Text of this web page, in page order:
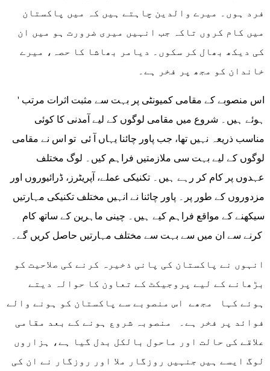
فرد ہوں۔ میرے والدین چاہتے ہیں کہ میں پاکستان
میں کام کروں تاکہ جب انہیں میری ضرورت ہو میں ان
کی دیکھ بھال کر سکوں۔ دیامر بھاشا کا حصہ، میرے
خاندان کو مجھ پر فخر ہے۔
' اس منصوبے کے مقامی کمیونٹی پر بہت سے مثبت اثرات مرتب
ہوئے ہیں۔ شروع میں مقامی لوگوں کے لیے آمدنی کا کوئی
مناسب ذریعہ نہیں تھا، جب پاور چائنا یہاں آ ئی تو اس نے مقامی
لوگوں کے لیے بہت سی ملازمتیں فراہم کیں۔ لوگ مختلف
عہدوں پر کام کر رہے ہیں۔ تکنیکی عملے، آپریٹرز، ڈرائیوروں اور
مزدوروں کے طور پر۔ پاور چائنا نے انہیں مختلف تکنیکی مہارتیں
سیکھنے کے مواقع فراہم کیے ہیں۔ چینی ماہرین کے ساتھ کام
انہوں نے پاکستان کی پانی ذخیرہ کرنے کی صلاحیت کو
بڑھانے کے لیے پروجیکٹ کے تعاون کا حوالہ دیتے
ہوئے کہا مجھے اس منصوبے سے پاکستان کو ہونے والے
فوائد پر فخر ہے۔ منصوبہ شروع ہونے کے بعد مقامی
علاقے کی حالت اور ماحول بالکل بدل گیا ہے، ہزاروں
لوگ ایسے ہیں جنہیں روزگار ملا اور روزگار نے ان کی